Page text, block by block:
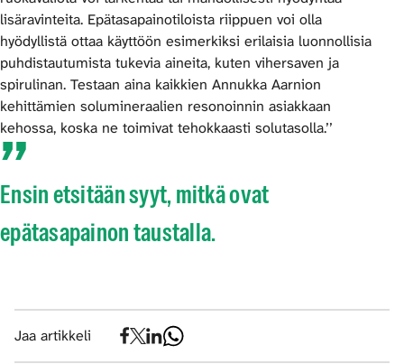
lisäravinteita. Epätasapainotiloista riippuen voi olla
hyödyllistä ottaa käyttöön esimerkiksi erilaisia luonnollisia
puhdistautumista tukevia aineita, kuten vihersaven ja
spirulinan. Testaan aina kaikkien Annukka Aarnion
kehittämien solumineraalien resonoinnin asiakkaan
kehossa, koska ne toimivat tehokkaasti solutasolla.’’
Ensin etsitään syyt, mitkä ovat
epätasapainon taustalla.
Jaa artikkeli